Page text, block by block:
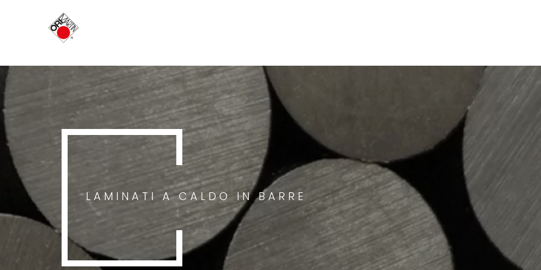
LAMINATI A CALDO IN BARRE